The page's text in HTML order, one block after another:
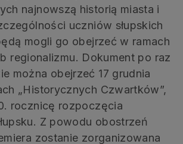
najnowszą historią miasta i
uczniów słupskich
mogli go obejrzeć w ramach
regionalizmu. Dokument po raz
można obejrzeć 17 grudnia
„Historycznych Czwartków”,
rocznicę rozpoczęcia
Z powodu obostrzeń
zostanie zorganizowana